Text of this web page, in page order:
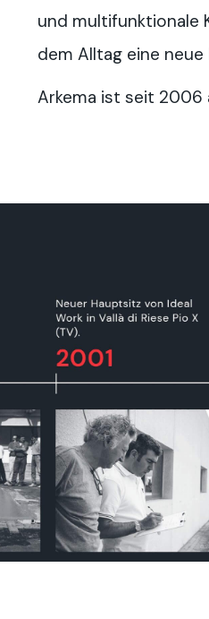
und multifunktionale
dem Alltag eine
Arkema ist seit 2006